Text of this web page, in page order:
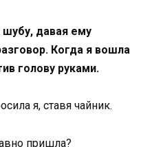
шубу, давая ему
Когда я вошла
голову руками.
я, ставя чайник.
пришла?